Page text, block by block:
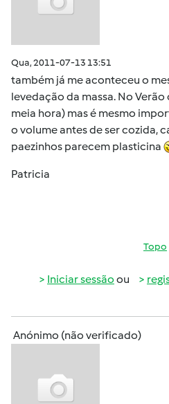
Qua, 2011-07-13 13:51
também já me aconteceu o
levedação da massa. No
meia hora) mas é mesmo
o volume antes de ser cozida,
paezinhos parecem plasticina
Patricia
Topo
Iniciar sessão ou
Anónimo (não verificado)